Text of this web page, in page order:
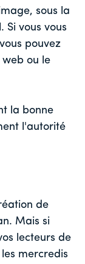
sous la
Si vous vous
pouvez
ou le
la bonne
l'autorité
de
Mais si
lecteurs de
mercredis